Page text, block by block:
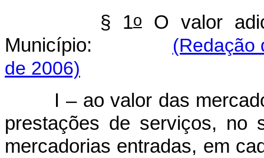
§ 1oO valor
Município: (Redação
de 2006)
I – ao valor das
prestações de serviços, no
mercadorias entradas, em